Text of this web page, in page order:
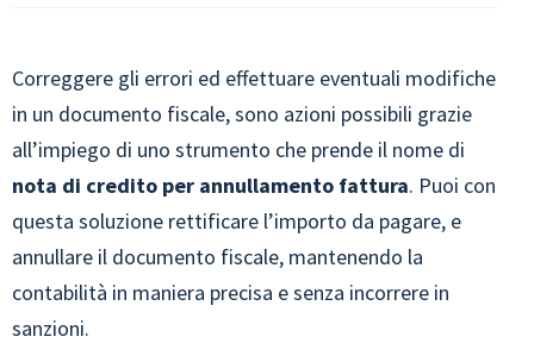
Correggere gli errori ed effettuare eventuali modifiche
in un documento fiscale, sono azioni possibili grazie
all’impiego di uno strumento che prende il nome di
nota di credito per annullamento fattura. Puoi con
questa soluzione rettificare l’importo da pagare, e
annullare il documento fiscale, mantenendo la
contabilità in maniera precisa e senza incorrere in
sanzioni.